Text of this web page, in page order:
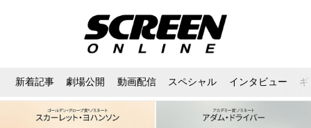
新着記事 劇場公開 動画配信 スペシャル インタビュー